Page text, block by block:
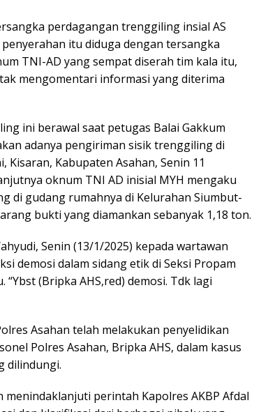
perdagangan trenggiling insial AS
itu diduga dengan tersangka
TNI-AD yang sempat diserah tim kala itu,
mengomentari informasi yang diterima
ini berawal saat petugas Balai Gakkum
adanya pengiriman sisik trenggiling di
Kisaran, Kabupaten Asahan, Senin 11
oknum TNI AD inisial MYH mengaku
di gudang rumahnya di Kelurahan Siumbut-
bukti yang diamankan sebanyak 1,18 ton.
Senin (13/1/2025) kepada wartawan
demosi dalam sidang etik di Seksi Propam
(Bripka AHS,red) demosi. Tdk lagi
Asahan telah melakukan penyelidikan
Polres Asahan, Bripka AHS, dalam kasus
dilindungi.
perintah Kapolres AKBP Afdal